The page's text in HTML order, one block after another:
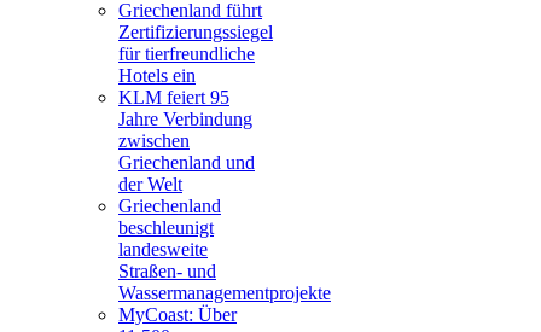
Griechenland führt
Zertifizierungssiegel
für tierfreundliche
Hotels ein
KLM feiert 95
Jahre Verbindung
zwischen
Griechenland und
der Welt
Griechenland
beschleunigt
landesweite
Straßen- und
Wassermanagementprojekte
MyCoast: Über